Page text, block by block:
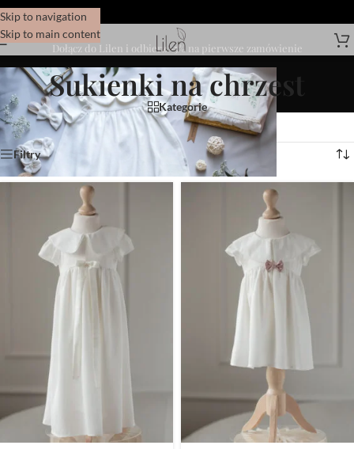
Skip to navigation
Skip to main content
Dołącz do Lilen i odbierz -5% na pierwsze zamówienie
Sukienki na chrzest
Kategorie
Wyświetlanie 1–12 z 16 wyników
Filtry